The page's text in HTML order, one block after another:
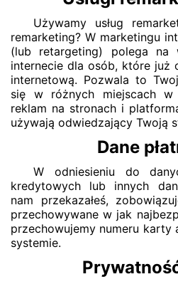
Używamy usług
remarketing? W marketingu
(lub retargeting) polega na
internecie dla osób, które już
internetową. Pozwala to
się w różnych miejscach w
reklam na stronach i
używają odwiedzający Twoją
Dane
W odniesieniu do
kredytowych lub innych
nam przekazałeś,
przechowywane w jak
przechowujemy numeru karty
systemie.